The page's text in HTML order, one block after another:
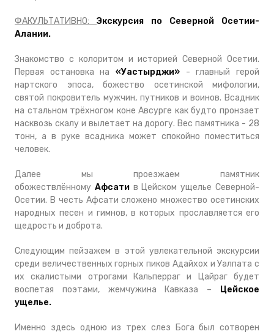
ФАКУЛЬТАТИВНО: Экскурсия по Северной Осетии-
Алании.
Знакомство с колоритом и историей Северной Осетии.
Первая остановка на «Уастырджи» - главный герой
нартского эпоса, божество осетинской мифологии,
святой покровитель мужчин, путников и воинов. Всадник
на стальном трёхногом коне Авсурге как будто пронзает
насквозь скалу и вылетает на дорогу. Вес памятника - 28
тонн, а в руке всадника может спокойно поместиться
человек.
Далее мы проезжаем памятник
обожествлённому Афсати в Цейском ущелье Северной-
Осетии. В честь Афсати сложено множество осетинских
народных песен и гимнов, в которых прославляется его
щедрость и доброта.
Следующим пейзажем в этой увлекательной экскурсии
среди величественных горных пиков Адайхох и Уалпата с
их скалистыми отрогами Кальперраг и Цайраг будет
воспетая поэтами, жемчужина Кавказа –
Цейское
ущелье.
Именно здесь одною из трех слез Бога был сотворен